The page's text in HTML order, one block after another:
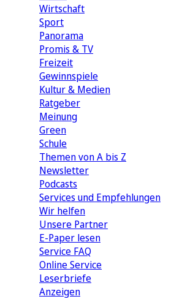
Wirtschaft
Sport
Panorama
Promis & TV
Freizeit
Gewinnspiele
Kultur & Medien
Ratgeber
Meinung
Green
Schule
Themen von A bis Z
Newsletter
Podcasts
Services und Empfehlungen
Wir helfen
Unsere Partner
E-Paper lesen
Service FAQ
Online Service
Leserbriefe
Anzeigen